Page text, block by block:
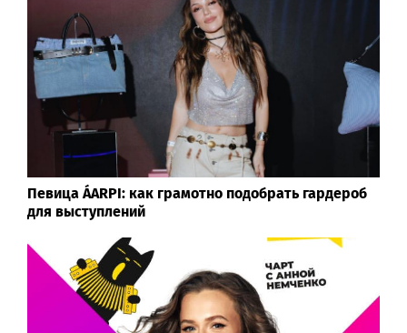
Певица ÁARPI: как грамотно подобрать гардероб
для выступлений